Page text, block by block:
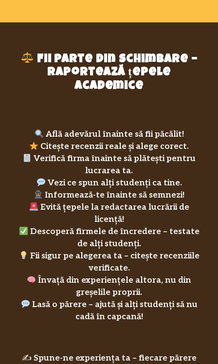
Fii parte din schimbare –
raportează țepele
academice
Află adevărul înainte să fii păcălit!
Citește recenzii reale și alege corect.
Verifică firma înainte să plătești pentru
lucrarea ta.
Vezi ce spun alți studenți ca tine.
Informează-te înainte să semnezi!
Evită țepele la redactarea lucrării de
licență!
Descoperă firmele de încredere – testate
de alți studenți.
Fii sigur pe alegerea ta – citește recenziile
verificate.
Învață din experiențele altora, nu din
greșelile proprii.
Lasă o părere – ajută și alți studenți să nu
cadă în capcană!
✍️ Spune-ne experiența ta – fiecare părere